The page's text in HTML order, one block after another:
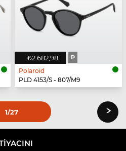
₺2.682,98 P
Polaroid
PLD 4153/S - 807/M9
1/27 ›